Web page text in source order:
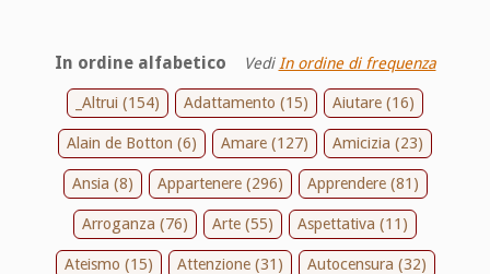
In ordine alfabetico Vedi In ordine di frequenza
_Altrui (154) Adattamento (15) Aiutare (16)
Alain de Botton (6) Amare (127) Amicizia (23)
Ansia (8) Appartenere (296) Apprendere (81)
Arroganza (76) Arte (55) Aspettativa (11)
Ateismo (15) Attenzione (31) Autocensura (32)